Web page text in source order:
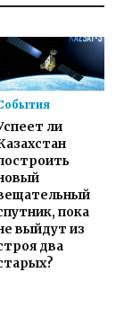
ли
пока
выйдут из
два